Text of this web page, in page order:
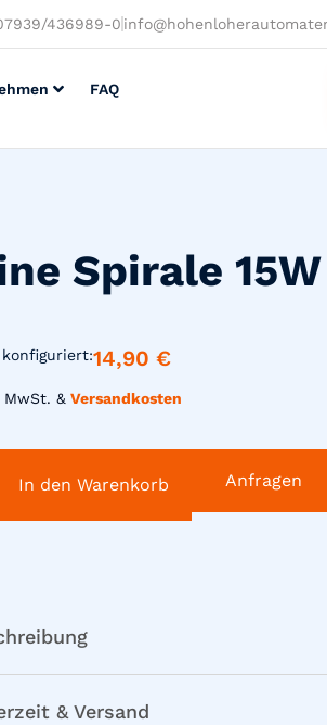
436989-0
FAQ
Spirale
14,90 €
MwSt. & Versandkosten
In den Warenkorb Anfragen
& Versand